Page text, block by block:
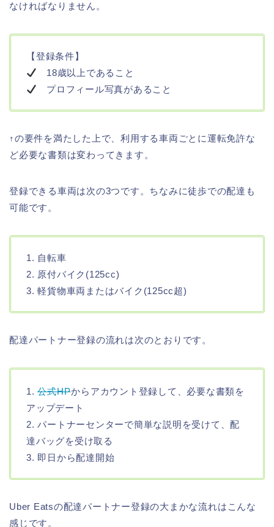
なければなりません。
【登録条件】
18歳以上であること
プロフィール写真があること
↑の要件を満たした上で、利用する車両ごとに運転免許な
ど必要な書類は変わってきます。
登録できる車両は次の3つです。ちなみに徒歩での配達も
可能です。
1. 自転車
2. 原付バイク(125cc)
3. 軽貨物車両またはバイク(125cc超)
配達パートナー登録の流れは次のとおりです。
1.公式HPからアカウント登録して、必要な書類を
アップデート
2. パートナーセンターで簡単な説明を受けて、配
達バッグを受け取る
3. 即日から配達開始
Uber Eatsの配達パートナー登録の大まかな流れはこんな
感じです。